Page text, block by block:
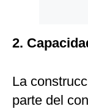
2.
La
parte del